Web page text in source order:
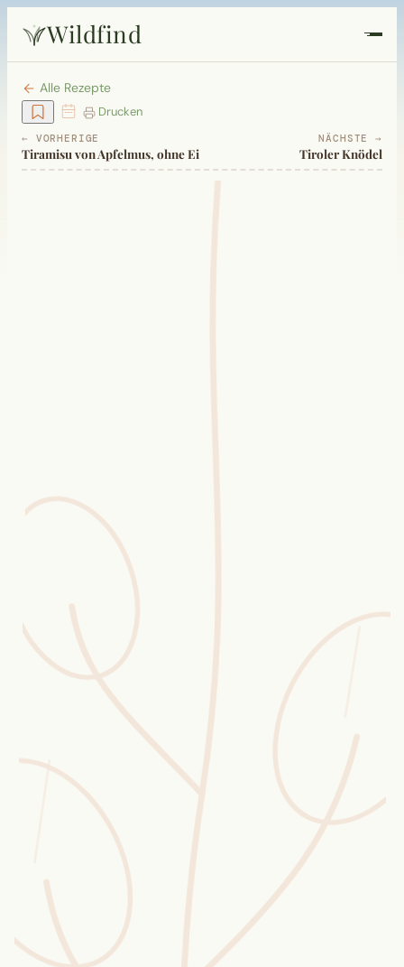
Wildfind
Startseite
Pflanzen
Blüten-Finder
Phänologie-Radar
Vogelstimmen
Gartenplaner
Düngeberater
Challenges
Wusstest du?
Sammlungen
Selber machen
Alle Rezepte
Drucken
← VORHERIGE
Tiramisu von Apfelmus, ohne Ei
NÄCHSTE →
Tiroler Knödel